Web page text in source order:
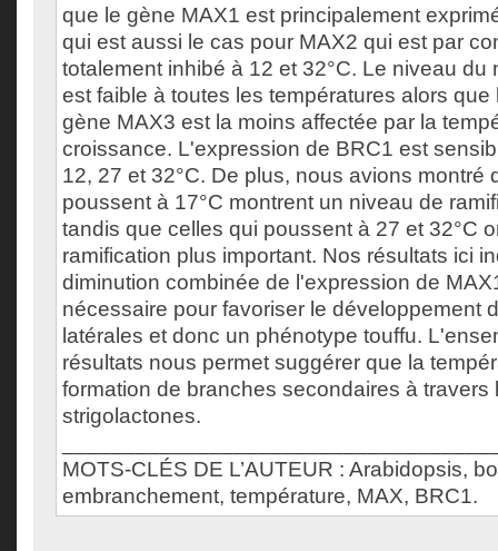
que le gène MAX1 est principalement
qui est aussi le cas pour MAX2 qui est par
totalement inhibé à 12 et 32°C. Le niveau du
est faible à toutes les températures alors
gène MAX3 est la moins affectée par la
croissance. L'expression de BRC1 est
12, 27 et 32°C. De plus, nous avions montré
poussent à 17°C montrent un niveau de
tandis que celles qui poussent à 27 et 32°C
ramification plus important. Nos résultats ici
diminution combinée de l'expression de
nécessaire pour favoriser le développement
latérales et donc un phénotype touffu.
résultats nous permet suggérer que la
formation de branches secondaires à travers
strigolactones.
MOTS-CLÉS DE L’AUTEUR : Arabidopsis,
embranchement, température, MAX, BRC1.